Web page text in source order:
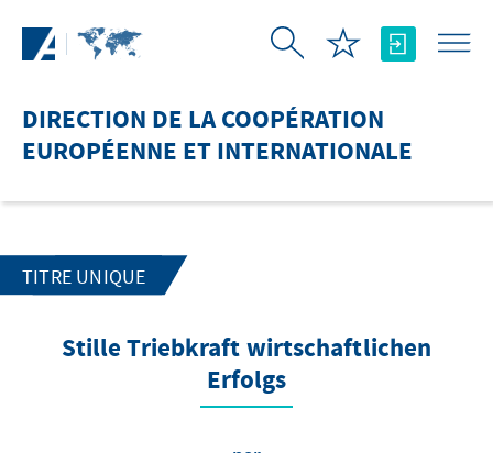
DIRECTION DE LA COOPÉRATION
EUROPÉENNE ET INTERNATIONALE
TITRE UNIQUE
Stille Triebkraft wirtschaftlichen
Erfolgs